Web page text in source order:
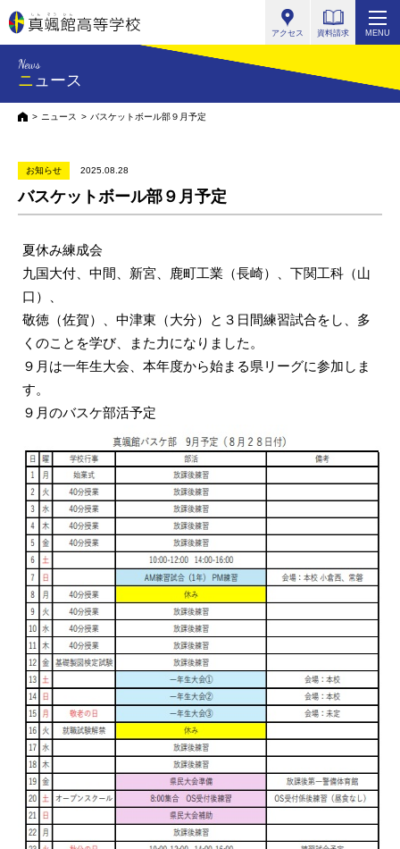
アクセス 資料請求 MENU
News
ニュース
HOMEニュース バスケットボール部９月予定
お知らせ 2025.08.28
バスケットボール部９月予定
夏休み練成会
九国大付、中間、新宮、鹿町工業（長崎）、下関工科（山
口）、
敬徳（佐賀）、中津東（大分）と３日間練習試合をし、多
くのことを学び、また力になりました。
９月は一年生大会、本年度から始まる県リーグに参加しま
す。
９月のバスケ部活予定